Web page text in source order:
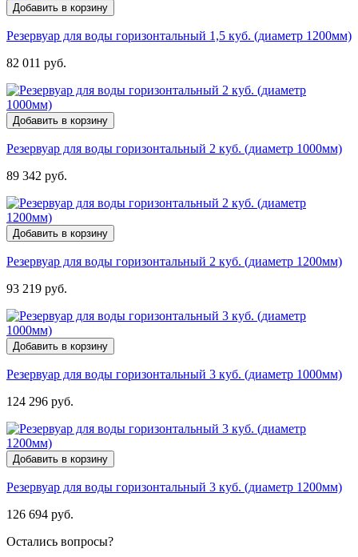
Добавить в корзину
Резервуар для воды горизонтальный 1,5 куб. (диаметр 1200мм)
82 011 руб.
Добавить в корзину
Резервуар для воды горизонтальный 2 куб. (диаметр 1000мм)
89 342 руб.
Добавить в корзину
Резервуар для воды горизонтальный 2 куб. (диаметр 1200мм)
93 219 руб.
Добавить в корзину
Резервуар для воды горизонтальный 3 куб. (диаметр 1000мм)
124 296 руб.
Добавить в корзину
Резервуар для воды горизонтальный 3 куб. (диаметр 1200мм)
126 694 руб.
Остались вопросы?